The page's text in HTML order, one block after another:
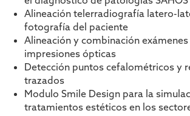
Alineación telerradiografía latero-
fotografía del paciente
Alineación y combinación exámenes
impresiones ópticas
Detección puntos cefalométricos y
trazados
Modulo Smile Design para la
tratamientos estéticos en los